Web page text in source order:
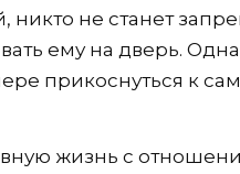
не станет
ему на дверь.
прикоснуться к
жизнь с